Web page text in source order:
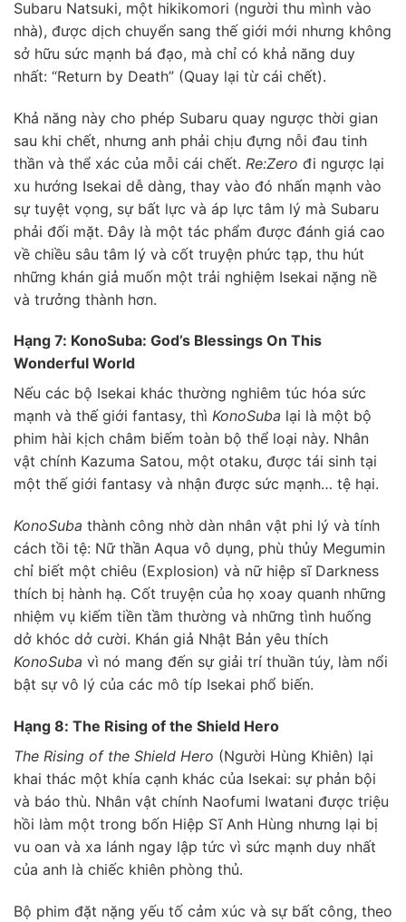
Subaru Natsuki, một hikikomori (người thu mình vào
nhà), được dịch chuyển sang thế giới mới nhưng không
sở hữu sức mạnh bá đạo, mà chỉ có khả năng duy
nhất: “Return by Death” (Quay lại từ cái chết).
Khả năng này cho phép Subaru quay ngược thời gian
sau khi chết, nhưng anh phải chịu đựng nỗi đau tinh
thần và thể xác của mỗi cái chết. Re:Zero đi ngược lại
xu hướng Isekai dễ dàng, thay vào đó nhấn mạnh vào
sự tuyệt vọng, sự bất lực và áp lực tâm lý mà Subaru
phải đối mặt. Đây là một tác phẩm được đánh giá cao
về chiều sâu tâm lý và cốt truyện phức tạp, thu hút
những khán giả muốn một trải nghiệm Isekai nặng nề
và trưởng thành hơn.
Hạng 7: KonoSuba: God’s Blessings On This
Wonderful World
Nếu các bộ Isekai khác thường nghiêm túc hóa sức
mạnh và thế giới fantasy, thì KonoSuba lại là một bộ
phim hài kịch châm biếm toàn bộ thể loại này. Nhân
vật chính Kazuma Satou, một otaku, được tái sinh tại
một thế giới fantasy và nhận được sức mạnh… tệ hại.
KonoSuba thành công nhờ dàn nhân vật phi lý và tính
cách tồi tệ: Nữ thần Aqua vô dụng, phù thủy Megumin
chỉ biết một chiêu (Explosion) và nữ hiệp sĩ Darkness
thích bị hành hạ. Cốt truyện của họ xoay quanh những
nhiệm vụ kiếm tiền tầm thường và những tình huống
dở khóc dở cười. Khán giả Nhật Bản yêu thích
KonoSuba vì nó mang đến sự giải trí thuần túy, làm nổi
bật sự vô lý của các mô típ Isekai phổ biến.
Hạng 8: The Rising of the Shield Hero
The Rising of the Shield Hero (Người Hùng Khiên) lại
khai thác một khía cạnh khác của Isekai: sự phản bội
và báo thù. Nhân vật chính Naofumi Iwatani được triệu
hồi làm một trong bốn Hiệp Sĩ Anh Hùng nhưng lại bị
vu oan và xa lánh ngay lập tức vì sức mạnh duy nhất
của anh là chiếc khiên phòng thủ.
Bộ phim đặt nặng yếu tố cảm xúc và sự bất công, theo